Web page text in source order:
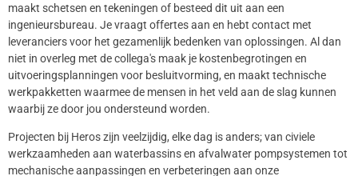
maakt schetsen en tekeningen of besteed dit uit aan een
ingenieursbureau. Je vraagt offertes aan en hebt contact met
leveranciers voor het gezamenlijk bedenken van oplossingen. Al dan
niet in overleg met de collega's maak je kostenbegrotingen en
uitvoeringsplanningen voor besluitvorming, en maakt technische
werkpakketten waarmee de mensen in het veld aan de slag kunnen
waarbij ze door jou ondersteund worden.
Projecten bij Heros zijn veelzijdig, elke dag is anders; van civiele
werkzaamheden aan waterbassins en afvalwater pompsystemen tot
mechanische aanpassingen en verbeteringen aan onze